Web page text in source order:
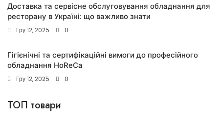
Доставка та сервісне обслуговування обладнання для
ресторану в Україні: що важливо знати
Гру 12, 2025 0
Гігієнічні та сертифікаційні вимоги до професійного
обладнання HoReCa
Гру 12, 2025 0
ТОП товари